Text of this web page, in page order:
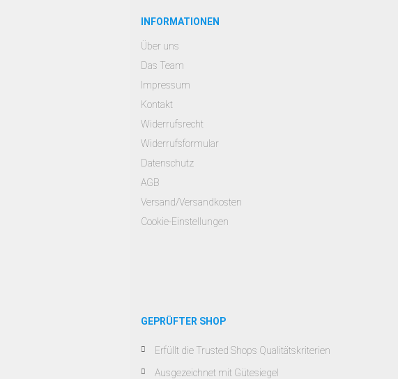
INFORMATIONEN
Über uns
Das Team
Impressum
Kontakt
Widerrufsrecht
Widerrufsformular
Datenschutz
AGB
Versand/Versandkosten
Cookie-Einstellungen
GEPRÜFTER SHOP
Erfüllt die Trusted Shops Qualitätskriterien
Ausgezeichnet mit Gütesiegel